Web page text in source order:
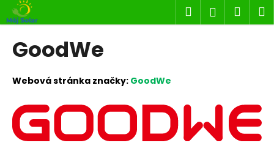
Prejsť
na
obsah
Hľadať
GoodWe
Webová stránka značky: GoodWe
o
o
o
t